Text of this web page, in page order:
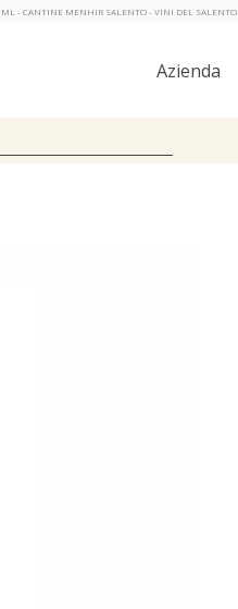
- CANTINE MENHIR SALENTO - VINI DEL SALENTO
Azienda